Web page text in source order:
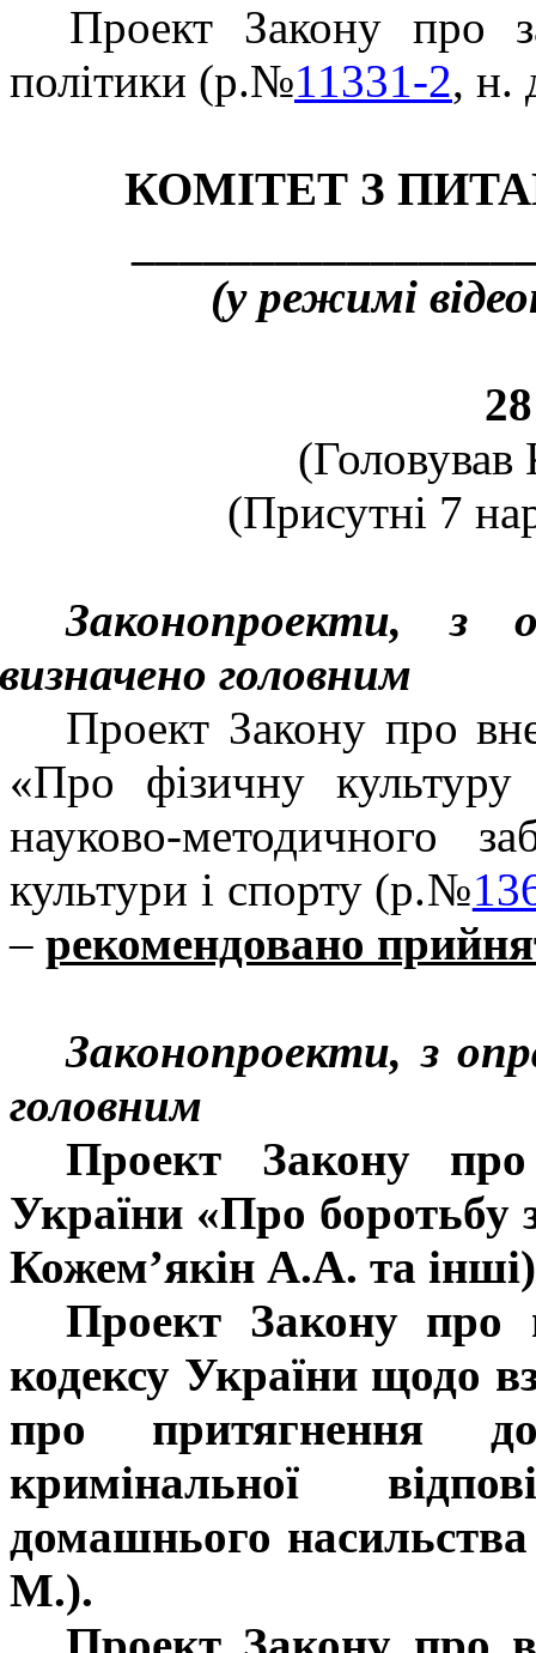
Проект Закону про
політики (р.№11331-2, н.
КОМІТЕТ З
(у режимі
(Присутні 7
Законопроекти, з
головним
Проект Закону про
«Про фізичну
науково-методичного
культури і спорту (р.№
– рекомендовано
Законопроекти, з
головним
Проект Закону
України «Про
Кожем’якін А.А. та інші)
Проект Закону про
кодексу України щодо
про притягнення до
кримінальної
домашнього
М.).